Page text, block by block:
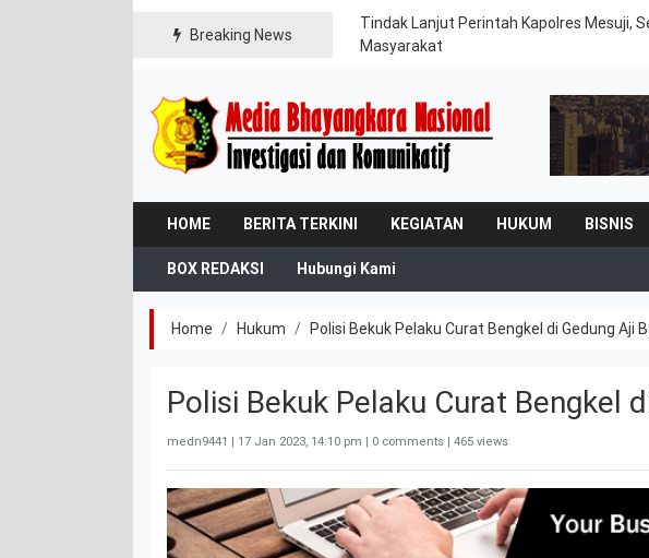
Breaking News
Tindak Lanjut Perintah Kapolres Mesuji,
Masyarakat
HOME BERITA TERKINI KEGIATAN HUKUM BISNIS
BOX REDAKSI Hubungi Kami
Home Hukum Polisi Bekuk Pelaku Curat Bengkel di Gedung Aji
Polisi Bekuk Pelaku Curat Bengkel
medn9441 | 17 Jan 2023, 14:10 pm | 0 comments | 465 views